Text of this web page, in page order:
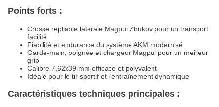
Points forts :
Crosse repliable latérale Magpul Zhukov pour un transport
facilité
Fiabilité et endurance du système AKM modernisé
Garde-main, poignée et chargeur Magpul pour un meilleur
grip
Calibre 7,62x39 mm efficace et polyvalent
Idéale pour le tir sportif et l’entraînement dynamique
Caractéristiques techniques principales :